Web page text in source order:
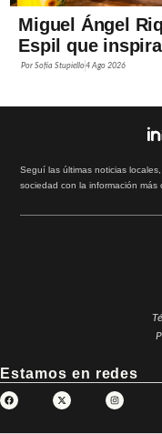
Miguel Ángel
Espil que
PorSofía Stupiello4 Ago 2026
Seguí las últimas noticias
sociedad con la información más
Estamos en redes